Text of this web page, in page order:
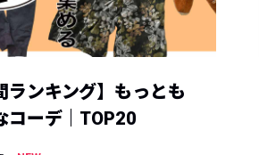
ランキング】もっとも
コーデ｜TOP20